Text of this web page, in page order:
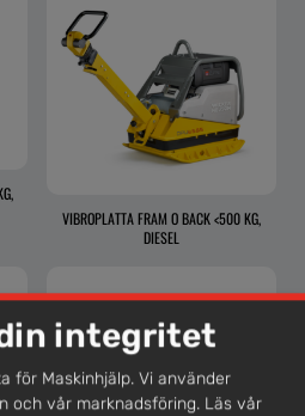
VIBROPLATTA FRAM O BACK <500 KG,
DIESEL
integritet
för Maskinhjälp. Vi använder
och vår marknadsföring. Läs vår